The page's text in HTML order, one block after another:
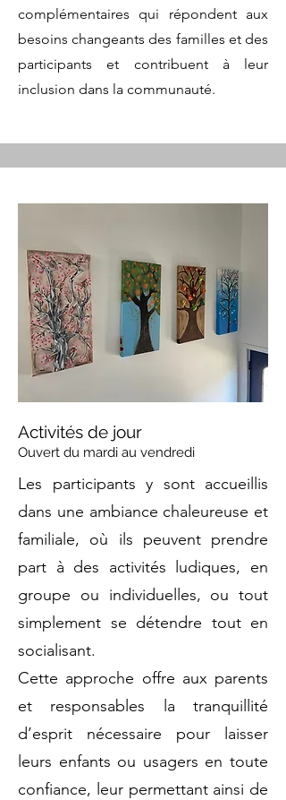
complémentaires qui répondent aux
besoins changeants des familles et des
participants et contribuent à leur
inclusion dans la communauté.
Activités de jour
Ouvert du mardi au vendredi
Les participants y sont accueillis
dans une ambiance chaleureuse et
familiale, où ils peuvent prendre
part à des activités ludiques, en
groupe ou individuelles, ou tout
simplement se détendre tout en
socialisant.
Cette approche offre aux parents
et responsables la tranquillité
d’esprit nécessaire pour laisser
leurs enfants ou usagers en toute
confiance, leur permettant ainsi de